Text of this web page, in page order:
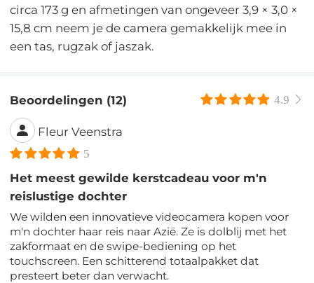
circa 173 g en afmetingen van ongeveer 3,9 × 3,0 ×
15,8 cm neem je de camera gemakkelijk mee in
een tas, rugzak of jaszak.
Beoordelingen (12) 4.9
Fleur Veenstra
5
Het meest gewilde kerstcadeau voor m'n
reislustige dochter
We wilden een innovatieve videocamera kopen voor
m'n dochter haar reis naar Azië. Ze is dolblij met het
zakformaat en de swipe-bediening op het
touchscreen. Een schitterend totaalpakket dat
presteert beter dan verwacht.